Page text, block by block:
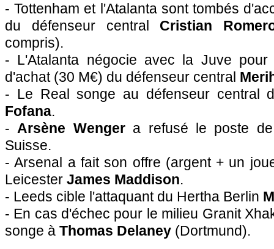
- Tottenham et l'Atalanta sont tombés
du défenseur central Cristian
compris).
- L'Atalanta négocie avec la Juve
d'achat (30 M€) du défenseur central
- Le Real songe au défenseur central
Fofana.
- Arsène Wengera refusé le poste de
Suisse.
- Arsenal a fait son offre (argent + un
Leicester James Maddison.
- Leeds cible l'attaquant du Hertha Berlin
- En cas d'échec pour le milieu Granit
songe à Thomas Delaney (Dortmund).